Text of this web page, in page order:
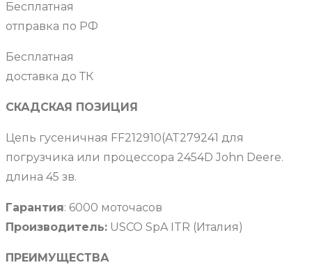
Бесплатная
отправка по РФ
Бесплатная
доставка до ТК
СКАДСКАЯ ПОЗИЦИЯ
Цепь гусеничная FF212910(AT279241 для
погрузчика или процессора 2454D John Deere.
длина 45 зв.
Гарантия: 6000 моточасов
Производитель: USCO SpA ITR (Италия)
ПРЕИМУЩЕСТВА